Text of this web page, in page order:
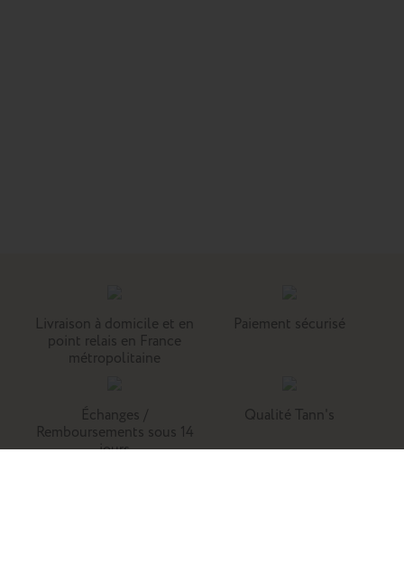
Livraison à domicile et en
point relais en France
métropolitaine
Paiement sécurisé
Échanges /
Remboursements sous 14
jours
Qualité Tann's